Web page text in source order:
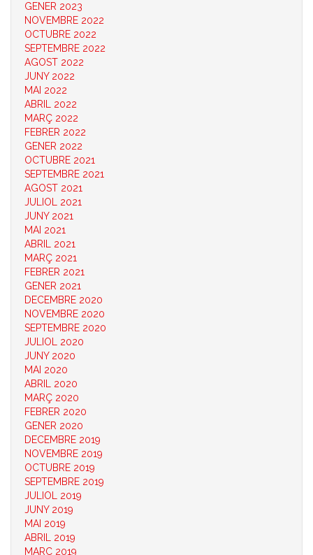
GENER 2023
NOVEMBRE 2022
OCTUBRE 2022
SEPTEMBRE 2022
AGOST 2022
JUNY 2022
MAI 2022
ABRIL 2022
MARÇ 2022
FEBRER 2022
GENER 2022
OCTUBRE 2021
SEPTEMBRE 2021
AGOST 2021
JULIOL 2021
JUNY 2021
MAI 2021
ABRIL 2021
MARÇ 2021
FEBRER 2021
GENER 2021
DECEMBRE 2020
NOVEMBRE 2020
SEPTEMBRE 2020
JULIOL 2020
JUNY 2020
MAI 2020
ABRIL 2020
MARÇ 2020
FEBRER 2020
GENER 2020
DECEMBRE 2019
NOVEMBRE 2019
OCTUBRE 2019
SEPTEMBRE 2019
JULIOL 2019
JUNY 2019
MAI 2019
ABRIL 2019
MARÇ 2019